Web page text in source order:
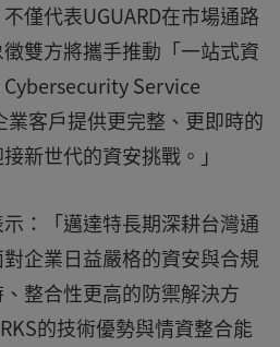
僅代表UGUARD在市場通路
雙方將攜手推動「一站式資
Service
客戶提供更完整、更即時的
新世代的資安挑戰。」
：「邁達特長期深耕台灣通
企業日益嚴格的資安與合規
整合性更高的防禦解決方
的技術優勢與情資整合能